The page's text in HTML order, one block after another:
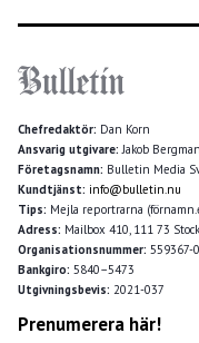
Chefredaktör: Dan Korn
Ansvarig utgivare: Jakob Bergman
Företagsnamn: Bulletin Media
Kundtjänst: info@bulletin.nu
Tips: Mejla reportrarna
Adress: Mailbox 410, 111 73
Organisationsnummer: 559367-
Bankgiro: 5840–5473
Utgivningsbevis: 2021-037
Prenumerera här!